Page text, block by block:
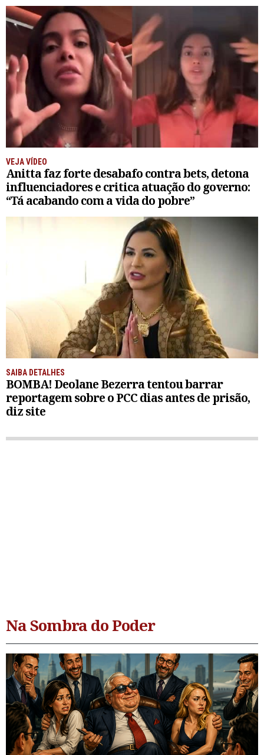
VEJA VÍDEO
Anitta faz forte desabafo contra bets, detona
influenciadores e critica atuação do governo:
“Tá acabando com a vida do pobre”
SAIBA DETALHES
BOMBA! Deolane Bezerra tentou barrar
reportagem sobre o PCC dias antes de prisão,
diz site
Na Sombra do Poder